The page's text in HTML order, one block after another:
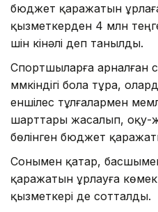
бюджет қаражатын
қызметкерден 4 млн
үшін кінәлі деп танылды.
Спортшыларға арналған
мүмкіндігі бола тұра,
еншілес тұлғалармен
шарттары жасалып,
бөлінген бюджет
Сонымен қатар,
қаражатын ұрлауға
қызметкері де сотталды.